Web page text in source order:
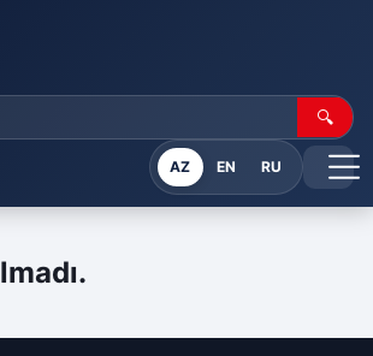
🔍
AZ EN RU